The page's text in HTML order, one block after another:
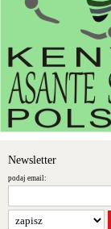
Newsletter
podaj email: